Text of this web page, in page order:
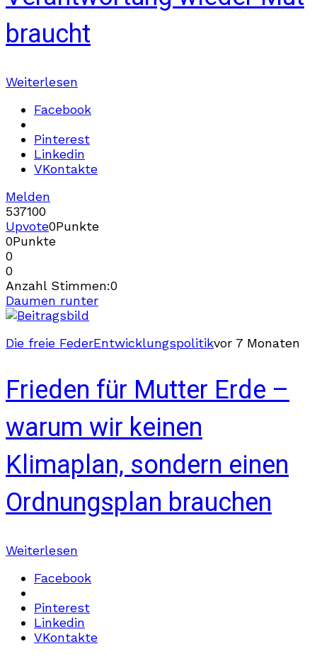
braucht
Weiterlesen
Facebook
Pinterest
Linkedin
VKontakte
Melden
537100
Upvote0Punkte
0Punkte
0
0
Anzahl Stimmen:0
Daumen runter
Die freie FederEntwicklungspolitikvor 7 Monaten
Frieden für Mutter Erde –
warum wir keinen
Klimaplan, sondern einen
Ordnungsplan brauchen
Weiterlesen
Facebook
Pinterest
Linkedin
VKontakte